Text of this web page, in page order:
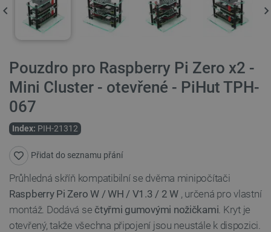
Pouzdro pro Raspberry Pi Zero x2 -
Mini Cluster - otevřené - PiHut TPH-
067
Index: PIH-21312
Přidat do seznamu přání
Průhledná skříň kompatibilní se dvěma minipočítači
Raspberry Pi Zero W / WH / V1.3 / 2 W , určená pro vlastní
montáž. Dodává se čtyřmi gumovými nožičkami. Kryt je
otevřený, takže všechna připojení jsou neustále k dispozici.